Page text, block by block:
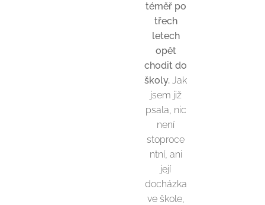
téměř po
třech
letech
opět
chodit do
školy. Jak
jsem již
psala, nic
není
stoproce
ntní, ani
její
docházka
ve škole,